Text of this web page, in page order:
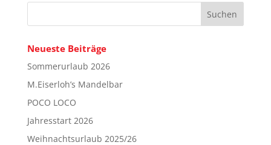
Neueste Beiträge
Sommerurlaub 2026
M.Eiserloh’s Mandelbar
POCO LOCO
Jahresstart 2026
Weihnachtsurlaub 2025/26